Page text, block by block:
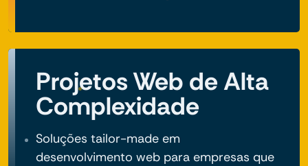
Projetos Web de Alta
Complexidade
Soluções tailor-made em
desenvolvimento web para empresas que